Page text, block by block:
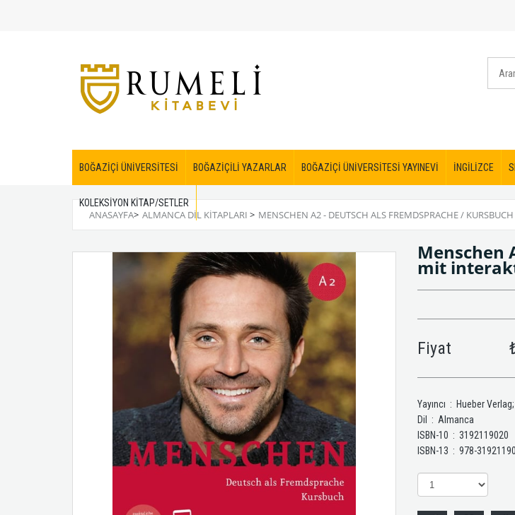
BOĞAZİÇİ ÜNİVERSİTESİ BOĞAZİÇİLİ YAZARLAR BOĞAZİÇİ ÜNİVERSİTESİ YAYINEVİ İNGİLİZCE
KOLEKSİYON KİTAP/SETLER
ANASAYFA> ALMANCA DIL KITAPLARI > MENSCHEN A2 - DEUTSCH ALS FREMDSPRACHE /
Menschen
mit
Fiyat
Yayıncı ‏ : ‎ Hueber
Dil ‏ : ‎ Almanca
ISBN-10 ‏ : ‎ 3192119020
ISBN-13 ‏ : ‎ 978-